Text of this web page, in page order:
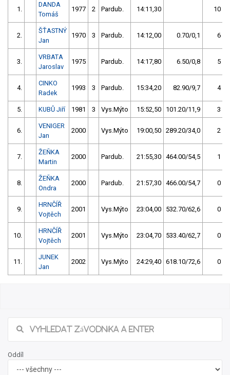
1.
DANDA
Tomáš
1977 2 Pardub. 14:11,30 10
2.
ŠŤASTNÝ
Jan
1970 3 Pardub. 14:12,00 0.70/0,1 6
3.
VRBATA
Jaroslav
1975 Pardub. 14:17,80 6.50/0,8 5
4.
CINKO
Radek
1993 3 Pardub. 15:34,20 82.90/9,7 4
5. KUBŮ Jiří 1981 3 Vys.Mýto 15:52,50 101.20/11,9 3
6.
VENIGER
Jan
2000 Vys.Mýto 19:00,50 289.20/34,0 2
7.
ŽEŇKA
Martin
2000 Pardub. 21:55,30 464.00/54,5 1
8.
ŽEŇKA
Ondra
2000 Pardub. 21:57,30 466.00/54,7 0
9.
HRNČÍŘ
Vojtěch
2001 Vys.Mýto 23:04,00 532.70/62,6 0
10.
HRNČÍŘ
Vojtěch
2001 Vys.Mýto 23:04,70 533.40/62,7 0
11.
JUNEK
Jan
2002 Vys.Mýto 24:29,40 618.10/72,6 0
Oddíl